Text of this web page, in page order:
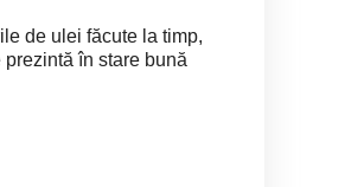
de ulei făcute la timp,
în stare bună